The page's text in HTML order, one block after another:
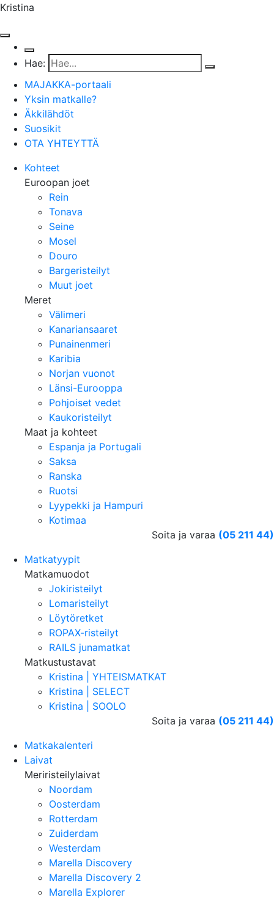
Kristina
Hae:
MAJAKKA-portaali
Yksin matkalle?
Äkkilähdöt
Suosikit
OTA YHTEYTTÄ
Kohteet
Euroopan joet
Rein
Tonava
Seine
Mosel
Douro
Bargeristeilyt
Muut joet
Meret
Välimeri
Kanariansaaret
Punainenmeri
Karibia
Norjan vuonot
Länsi-Eurooppa
Pohjoiset vedet
Kaukoristeilyt
Maat ja kohteet
Espanja ja Portugali
Saksa
Ranska
Ruotsi
Lyypekki ja Hampuri
Kotimaa
Soita ja varaa (05 211 44)
Matkatyypit
Matkamuodot
Jokiristeilyt
Lomaristeilyt
Löytöretket
ROPAX-risteilyt
RAILS junamatkat
Matkustustavat
Kristina | YHTEISMATKAT
Kristina | SELECT
Kristina | SOOLO
Soita ja varaa (05 211 44)
Matkakalenteri
Laivat
Meriristeilylaivat
Noordam
Oosterdam
Rotterdam
Zuiderdam
Westerdam
Marella Discovery
Marella Discovery 2
Marella Explorer